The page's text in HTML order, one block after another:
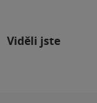
Viděli jste